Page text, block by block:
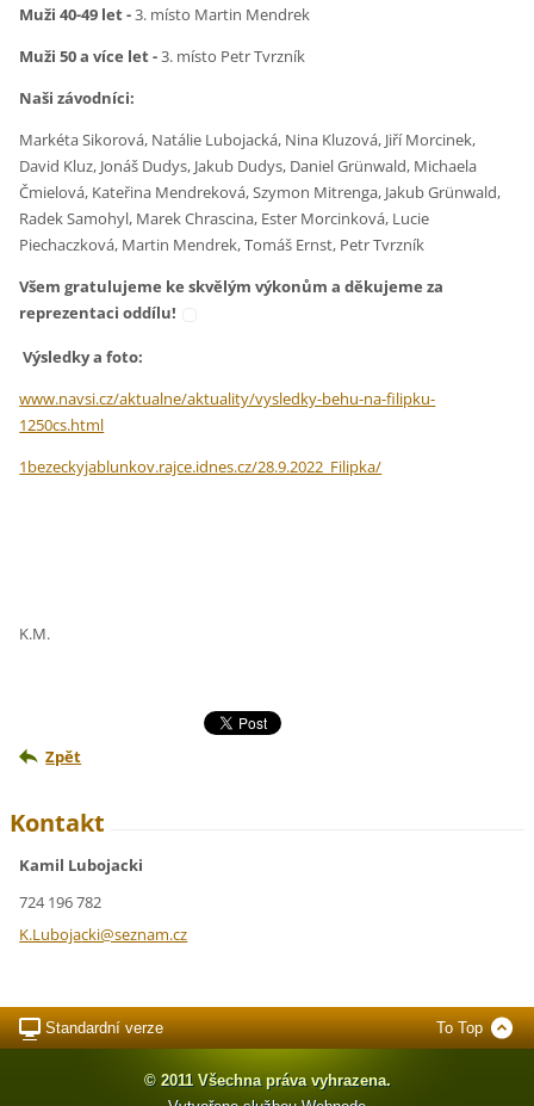
Muži 40-49 let -3. místo Martin Mendrek
Muži 50 a více let -3. místo Petr Tvrzník
Naši závodníci:
Markéta Sikorová, Natálie Lubojacká, Nina Kluzová, Jiří Morcinek,
David Kluz, Jonáš Dudys, Jakub Dudys, Daniel Grünwald, Michaela
Čmielová, Kateřina Mendreková, Szymon Mitrenga, Jakub Grünwald,
Radek Samohyl, Marek Chrascina, Ester Morcinková, Lucie
Piechaczková, Martin Mendrek, Tomáš Ernst, Petr Tvrzník
Všem gratulujeme ke skvělým výkonům a děkujeme za
reprezentaci oddílu!
Výsledky a foto:
www.navsi.cz/aktualne/aktuality/vysledky-behu-na-filipku-
1250cs.html
1bezeckyjablunkov.rajce.idnes.cz/28.9.2022_Filipka/
K.M.
Zpět
Kontakt
Kamil Lubojacki
724 196 782
K.Lubojacki@seznam.cz
Standardní verze To Top
© 2011 Všechna práva vyhrazena.